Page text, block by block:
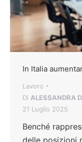
In Italia
Lavoro
Di ALESSANDRA
21 Luglio 2025
Benché
delle posizioni